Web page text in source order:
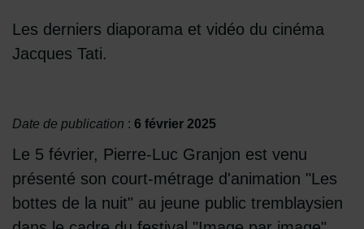
Les derniers diaporama et vidéo du cinéma
Jacques Tati.
Date de publication : 6 février 2025
Le 5 février, Pierre-Luc Granjon est venu
présenté son court-métrage d'animation "Les
bottes de la nuit" au jeune public tremblaysien